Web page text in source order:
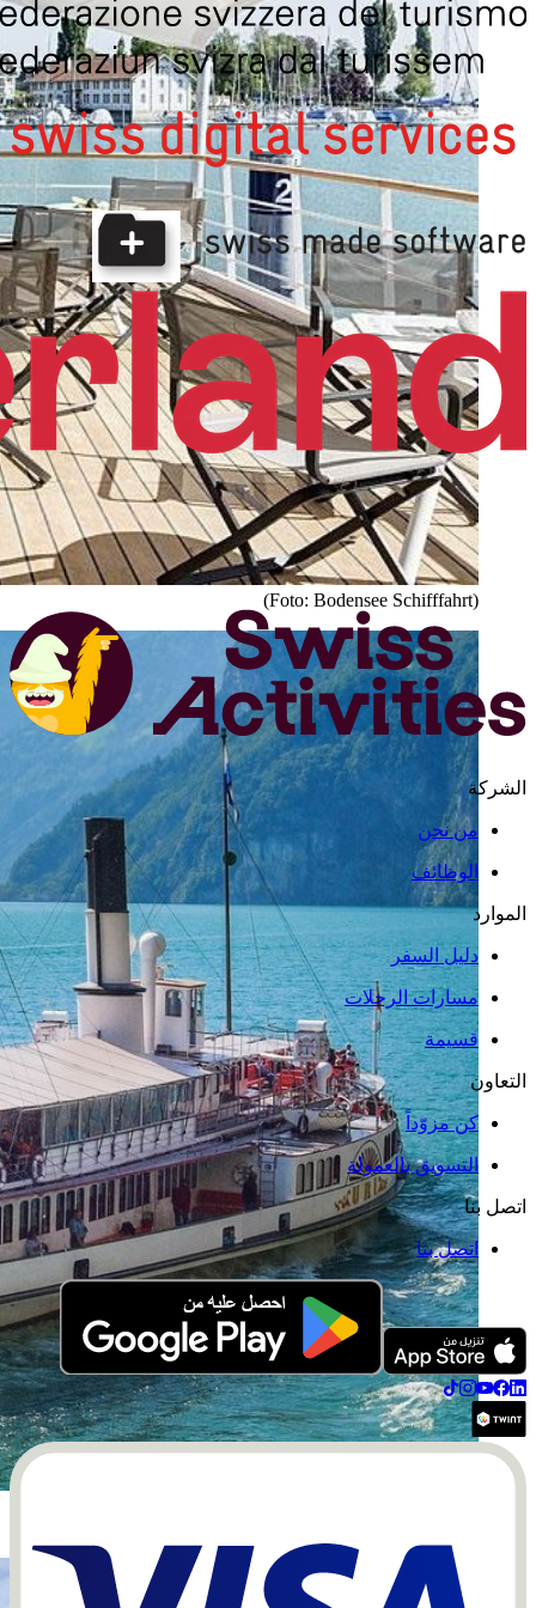
(Foto: Bodensee Schifffahrt)
الشركة
من نحن
الوظائف
الموارد
دليل السفر
مسارات الرحلات
قسيمة
التعاون
كن مزوّداً
التسويق بالعمولة
اتصل بنا
اتصل بنا